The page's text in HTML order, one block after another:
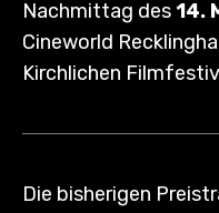
Nachmittag des 14.
Cineworld
Kirchlichen
Die bisherigen